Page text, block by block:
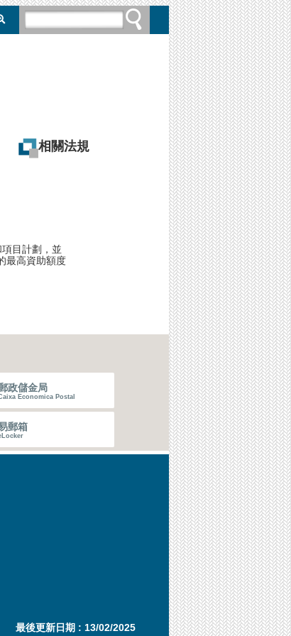
相關法規
目計劃，並
最高資助額度
政儲金局
Economica Postal
郵箱
最後更新日期 : 13/02/2025